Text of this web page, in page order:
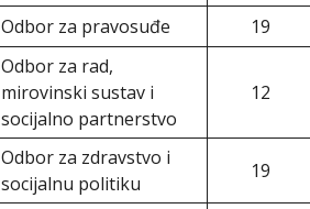
Odbor za pravosuđe 19
Odbor za rad,
mirovinski sustav i
socijalno partnerstvo
12
Odbor za zdravstvo i
socijalnu politiku
19